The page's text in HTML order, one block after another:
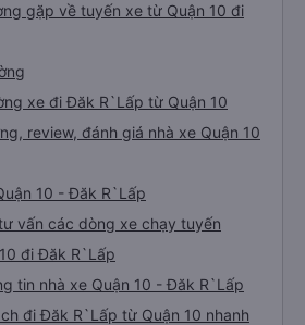
gặp về tuyến xe từ Quận 10 đi
xe đi Đăk R`Lấp từ Quận 10
review, đánh giá nhà xe Quận 10
10 - Đăk R`Lấp
vấn các dòng xe chạy tuyến
đi Đăk R`Lấp
tin nhà xe Quận 10 - Đăk R`Lấp
đi Đăk R`Lấp từ Quận 10 nhanh